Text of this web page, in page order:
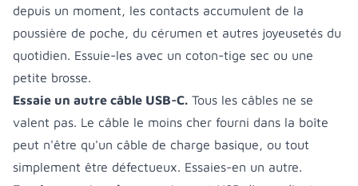
depuis un moment, les contacts accumulent de la
poussière de poche, du cérumen et autres joyeusetés du
quotidien. Essuie-les avec un coton-tige sec ou une
petite brosse.
Essaie un autre câble USB-C. Tous les câbles ne se
valent pas. Le câble le moins cher fourni dans la boîte
peut n'être qu'un câble de charge basique, ou tout
simplement être défectueux. Essaies-en un autre.